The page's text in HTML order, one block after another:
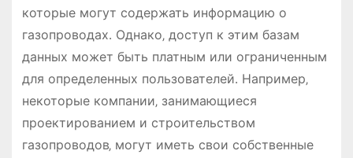
которые могут содержать информацию о
газопроводах․ Однако‚ доступ к этим базам
данных может быть платным или ограниченным
для определенных пользователей․ Например‚
некоторые компании‚ занимающиеся
проектированием и строительством
газопроводов‚ могут иметь свои собственные